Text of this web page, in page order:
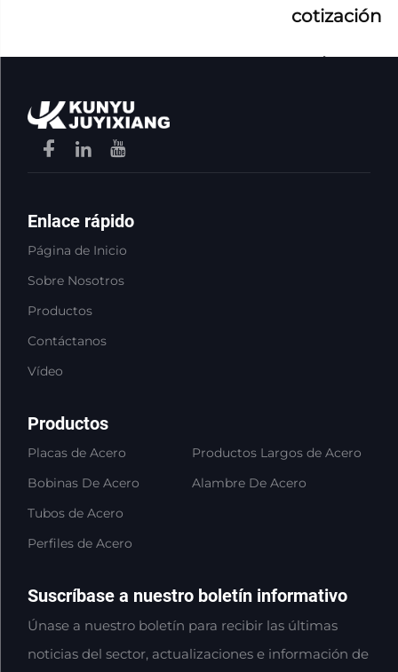
cotización
ahora
Enlace rápido
Página de Inicio
Sobre Nosotros
Productos
Contáctanos
Vídeo
Productos
Placas de Acero
Bobinas De Acero
Tubos de Acero
Perfiles de Acero
Productos Largos de Acero
Alambre De Acero
Suscríbase a nuestro boletín informativo
Únase a nuestro boletín para recibir las últimas
noticias del sector, actualizaciones e información de